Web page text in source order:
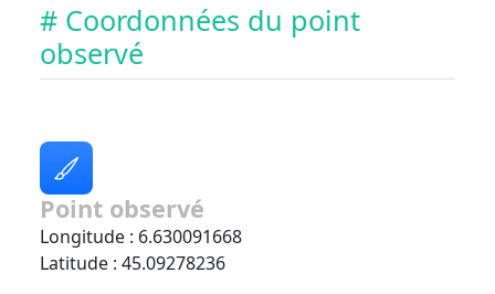
# Coordonnées du point
observé
Point observé
Longitude : 6.630091668
Latitude : 45.09278236